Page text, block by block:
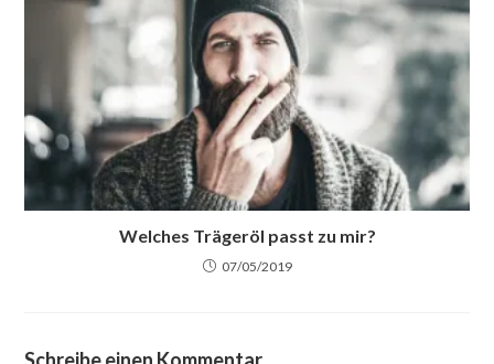
Welches Trägeröl passt zu mir?
07/05/2019
Schreibe einen Kommentar